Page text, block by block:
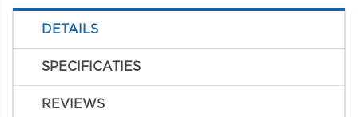
DETAILS
SPECIFICATIES
REVIEWS